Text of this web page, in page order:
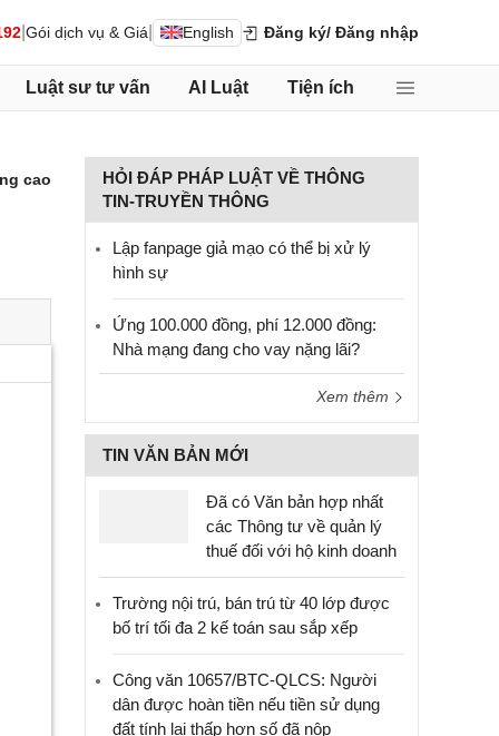
Gói dịch vụ & Giá English Đăng ký/ Đăng nhập
Luật sư tư vấn AI Luật Tiện ích
cao
HỎI ĐÁP PHÁP LUẬT VỀ THÔNG
TIN-TRUYỀN THÔNG
Lập fanpage giả mạo có thể bị xử lý
hình sự
Ứng 100.000 đồng, phí 12.000 đồng:
Nhà mạng đang cho vay nặng lãi?
Xem thêm
TIN VĂN BẢN MỚI
Đã có Văn bản hợp nhất
các Thông tư về quản lý
thuế đối với hộ kinh doanh
Trường nội trú, bán trú từ 40 lớp được
bố trí tối đa 2 kế toán sau sắp xếp
Công văn 10657/BTC-QLCS: Người
dân được hoàn tiền nếu tiền sử dụng
đất tính lại thấp hơn số đã nộp